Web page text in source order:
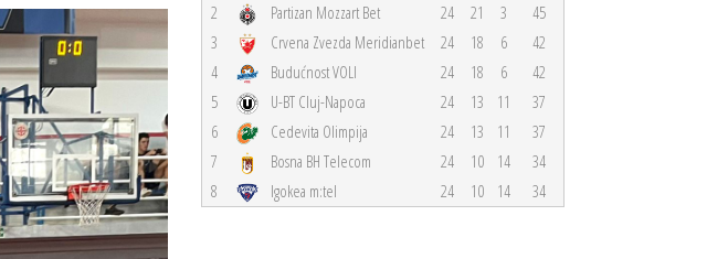
2
Partizan Mozzart Bet 24 21 3
45
3
Crvena Zvezda Meridianbet 24 18 6
42
4
Budućnost VOLI 24 18 6
42
5
U-BT Cluj-Napoca 24 13 11
37
6
Cedevita Olimpija 24 13 11
37
7
Bosna BH Telecom 24 10 14
34
8
Igokea m:tel 24 10 14 34